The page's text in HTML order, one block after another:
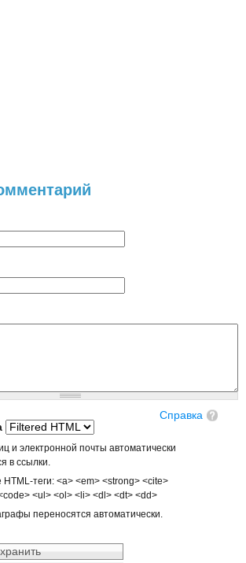
Справка
и электронной почты автоматически
в ссылки.
теги: <a> <em> <strong> <cite>
<ul> <ol> <li> <dl> <dt> <dd>
переносятся автоматически.